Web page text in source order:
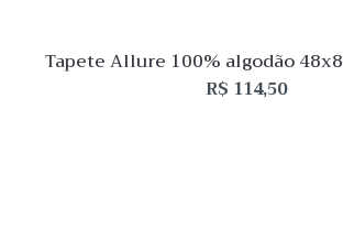
Tapete Allure 100% algodão
R$ 114,50